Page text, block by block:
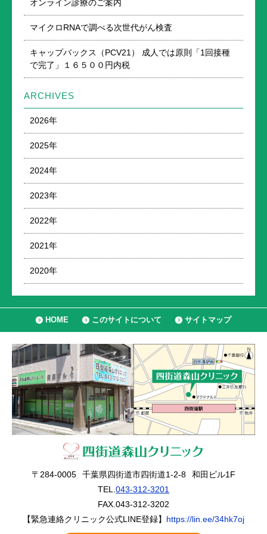
オンライン診療のご案内
マイクロRNAで調べる次世代がん検査
キャップバックス（PCV21） 成人では原則「1回接種
で完了」１６５００円内税
ARCHIVES
2026年
2025年
2024年
2023年
2022年
2021年
2020年
HOME このサイトについて サイトマップ
〒284-0005 千葉県四街道市四街道1-2-8
和田ビル1F
TEL.043-312-3201
FAX.043-312-3202
【緊急連絡クリニック公式LINE登録】 https://lin.ee/34hk7oj